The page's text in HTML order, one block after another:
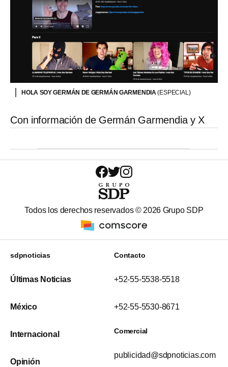
HOLA SOY GERMÁN DE GERMÁN GARMENDIA(ESPECIAL)
Con información de Germán Garmendia y X
Todos los derechos reservados © 2026 Grupo SDP
sdpnoticias
Últimas Noticias
México
Internacional
Opinión
Contacto
+52-55-5538-5518
+52-55-5530-8671
Comercial
publicidad@sdpnoticias.com